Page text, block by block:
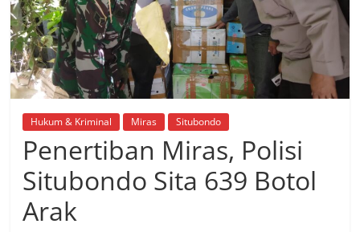
Hukum & Kriminal Miras Situbondo
Penertiban Miras, Polisi
Situbondo Sita 639 Botol
Arak